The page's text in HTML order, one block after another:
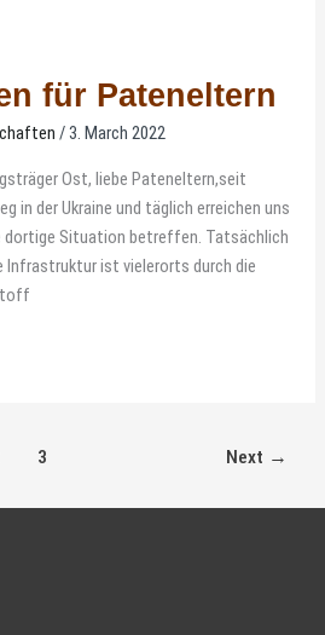
für Pateneltern
/3. March 2022
Ost, liebe Pateneltern,seit
in der Ukraine und täglich erreichen uns
dortige Situation betreffen. Tatsächlich
Infrastruktur ist vielerorts durch die
3 Next →